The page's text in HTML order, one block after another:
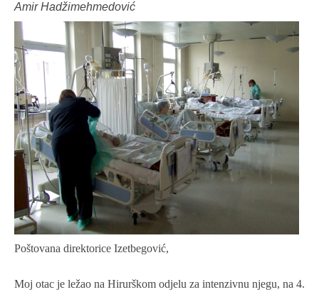
Amir Hadžimehmedović
Poštovana direktorice Izetbegović,
Moj otac je ležao na Hirurškom odjelu za intenzivnu njegu, na 4.